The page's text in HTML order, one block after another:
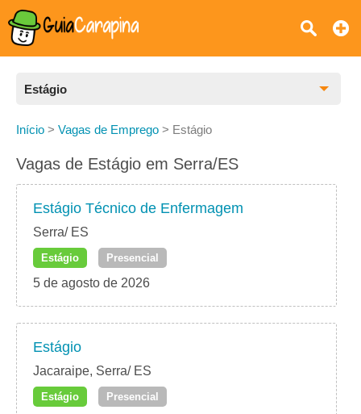
Estágio
Todas as Vagas
CLT
Freelancer
PJ
Início > Vagas de Emprego > Estágio
Vagas de Estágio em Serra/ES
Estágio Técnico de Enfermagem
Serra/ ES
Estágio Presencial
5 de agosto de 2026
Estágio
Jacaraipe, Serra/ ES
Estágio Presencial